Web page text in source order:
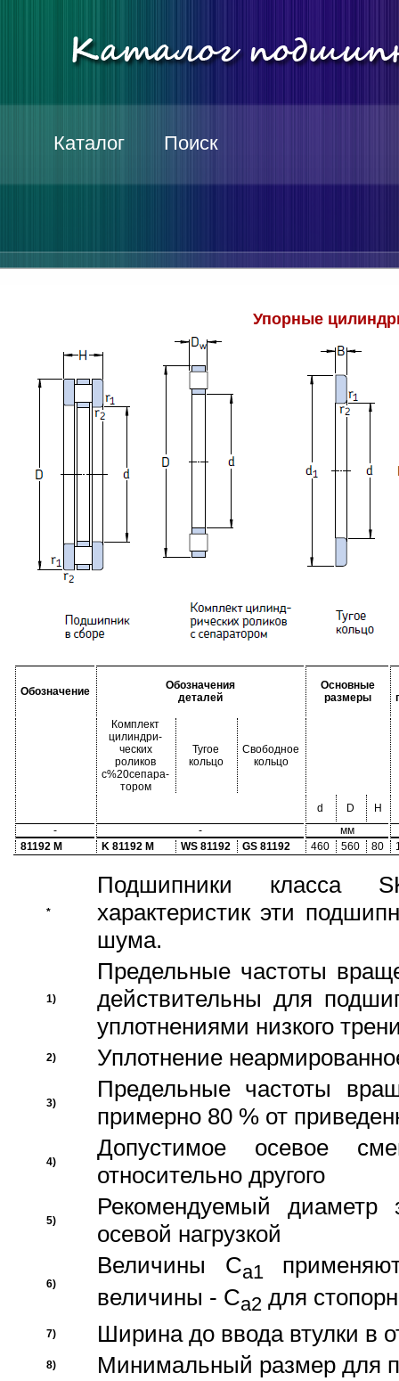
Каталог Поиск
Упорные
Обозначение
Обозначения
деталей
Основные
размеры
Комплект
цилиндри-
ческих
роликов
с%20сепара-
тором
Тугое
кольцо
Свободное
кольцо
d D
H
-
-
мм
81192 M
K 81192 M WS 81192 GS 81192 460 560 80
*
Подшипники класса
характеристик эти
шума.
1)
Предельные частоты
действительны для
уплотнениями низкого
2) Уплотнение
3)
Предельные частоты
примерно 80 % от
4)
Допустимое осевое
относительно другого
5)
Рекомендуемый диаметр
осевой нагрузкой
6)
Величины Ca1
величины - Ca2 для
7) Ширина до ввода втулки в
8) Минимальный размер для